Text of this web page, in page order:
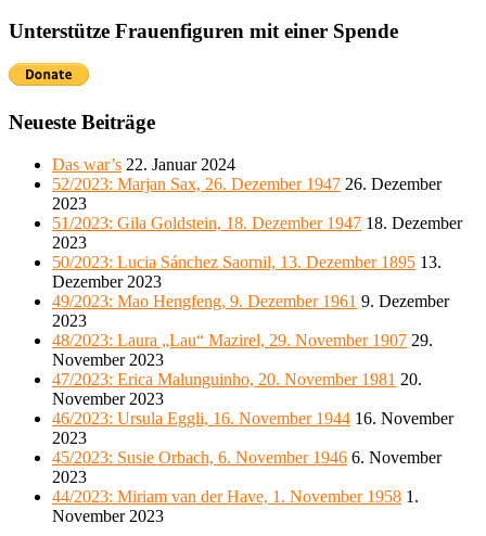
Unterstütze Frauenfiguren mit einer Spende
Neueste Beiträge
Das war’s 22. Januar 2024
52/2023: Marjan Sax, 26. Dezember 1947 26. Dezember
2023
51/2023: Gila Goldstein, 18. Dezember 1947 18. Dezember
2023
50/2023: Lucia Sánchez Saornil, 13. Dezember 1895 13.
Dezember 2023
49/2023: Mao Hengfeng, 9. Dezember 1961 9. Dezember
2023
48/2023: Laura „Lau“ Mazirel, 29. November 1907 29.
November 2023
47/2023: Erica Malunguinho, 20. November 1981 20.
November 2023
46/2023: Ursula Eggli, 16. November 1944 16. November
2023
45/2023: Susie Orbach, 6. November 1946 6. November
2023
44/2023: Miriam van der Have, 1. November 1958 1.
November 2023